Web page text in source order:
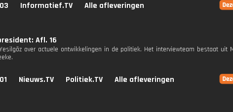
Informatief.TV Alle afleveringen
Afl. 16
over actuele ontwikkelingen in de politiek. Het interviewteam bestaat uit
Nieuws.TV Politiek.TV Alle afleveringen